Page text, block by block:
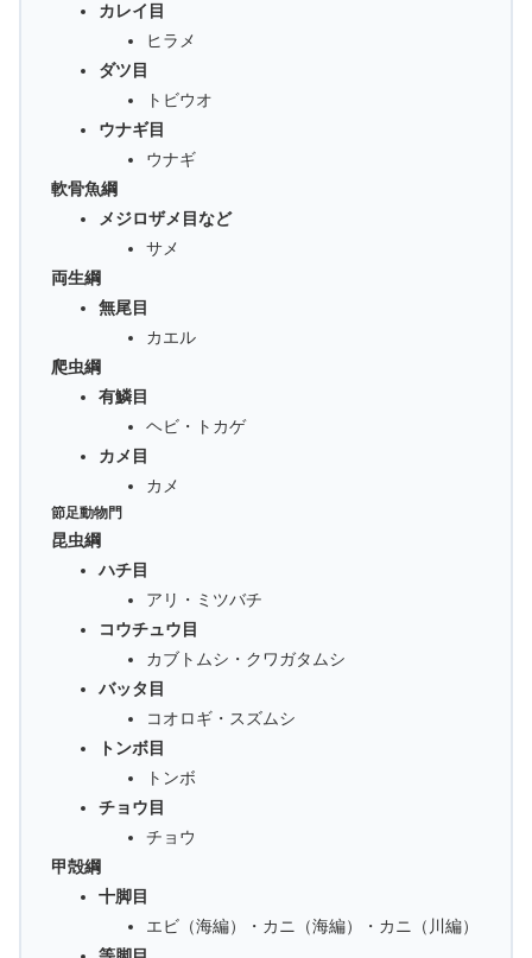
カレイ目
ヒラメ
ダツ目
トビウオ
ウナギ目
ウナギ
軟骨魚綱
メジロザメ目など
サメ
両生綱
無尾目
カエル
爬虫綱
有鱗目
ヘビ・トカゲ
カメ目
カメ
節足動物門
昆虫綱
ハチ目
アリ・ミツバチ
コウチュウ目
カブトムシ・クワガタムシ
バッタ目
コオロギ・スズムシ
トンボ目
トンボ
チョウ目
チョウ
甲殻綱
十脚目
エビ（海編）・カニ（海編）・カニ（川編）